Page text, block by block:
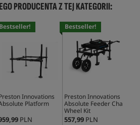
PRODUCENTA Z TEJ KATEGORII:
Bestseller!
Innovations
Platform
PLN
Bestseller!
Preston Innovations
Absolute Feeder Chair
Wheel Kit
557,99 PLN